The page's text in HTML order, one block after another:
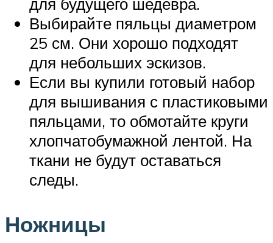
Выбирайте пяльцы диаметром
25 см. Они хорошо подходят
для небольших эскизов.
Если вы купили готовый набор
для вышивания с пластиковыми
пяльцами, то обмотайте круги
хлопчатобумажной лентой. На
ткани не будут оставаться
следы.
Ножницы